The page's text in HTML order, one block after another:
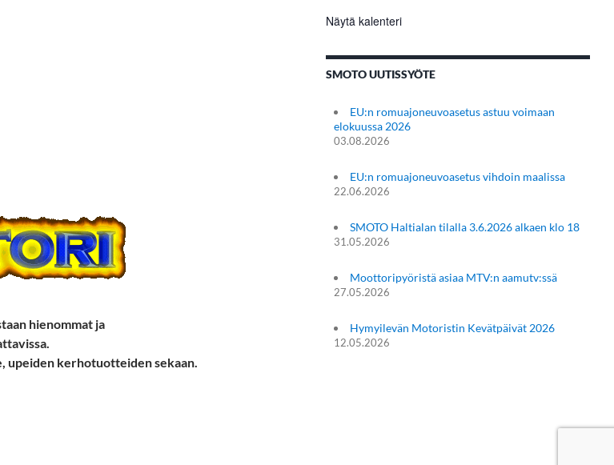
hienommat ja
upeiden kerhotuotteiden sekaan.
Näytä kalenteri
SMOTO UUTISSYÖTE
EU:n romuajoneuvoasetus astuu voimaan
elokuussa 2026
03.08.2026
EU:n romuajoneuvoasetus vihdoin maalissa
22.06.2026
SMOTO Haltialan tilalla 3.6.2026 alkaen klo 18
31.05.2026
Moottoripyöristä asiaa MTV:n aamutv:ssä
27.05.2026
Hymyilevän Motoristin Kevätpäivät 2026
12.05.2026